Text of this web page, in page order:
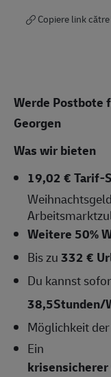
Copiere link
Werde Postbote
Georgen
Was wir bieten
19,02 € Tarif-
Weitere 50%
Bis zu332 €
Du kannst
38,5Stunden/
Möglichkeit der
Ein